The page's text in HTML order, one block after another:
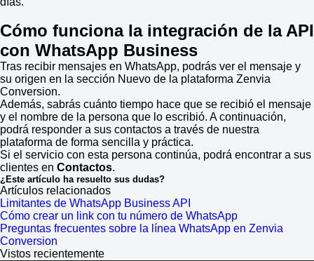
Cómo funciona la integración de la API
con WhatsApp Business
Tras recibir mensajes en WhatsApp, podrás ver el mensaje y
su origen en la sección Nuevo de la plataforma Zenvia
Conversion.
Además, sabrás cuánto tiempo hace que se recibió el mensaje
y el nombre de la persona que lo escribió. A continuación,
podrá responder a sus contactos a través de nuestra
plataforma de forma sencilla y práctica.
Si el servicio con esta persona continúa, podrá encontrar a sus
clientes en Contactos.
¿Este artículo ha resuelto sus dudas?
Artículos relacionados
Limitantes de WhatsApp Business API
Cómo crear un link con tu número de WhatsApp
Preguntas frecuentes sobre la línea WhatsApp en Zenvia
Conversion
Vistos recientemente